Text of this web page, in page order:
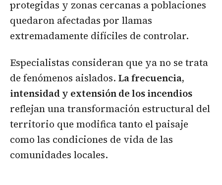
protegidas y zonas cercanas a poblaciones
quedaron afectadas por llamas
extremadamente difíciles de controlar.
Especialistas consideran que ya no se trata
de fenómenos aislados. La frecuencia,
intensidad y extensión de los incendios
reflejan una transformación estructural del
territorio que modifica tanto el paisaje
como las condiciones de vida de las
comunidades locales.